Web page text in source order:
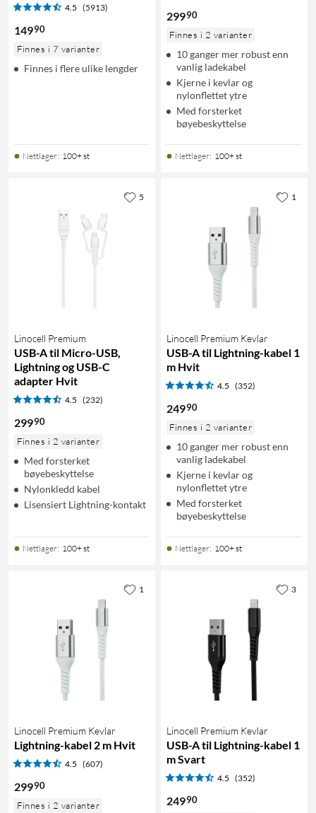
4.5 (5913)
14990
Finnes i 7 varianter
Finnes i flere ulike lengder
Nettlager: 100+ st
29990
Finnes i 2 varianter
10 ganger mer robust enn
vanlig ladekabel
Kjerne i kevlar og
nylonflettet ytre
Med forsterket
bøyebeskyttelse
Nettlager: 100+ st
Linocell Premium
USB-A til Micro-USB,
Lightning og USB-C
adapter Hvit
4.5 (232)
29990
Finnes i 2 varianter
Med forsterket
bøyebeskyttelse
Nylonkledd kabel
Lisensiert Lightning-kontakt
Nettlager: 100+ st
5
Linocell Premium Kevlar
USB-A til Lightning-kabel 1
m Hvit
4.5 (352)
24990
Finnes i 2 varianter
10 ganger mer robust enn
vanlig ladekabel
Kjerne i kevlar og
nylonflettet ytre
Med forsterket
bøyebeskyttelse
Nettlager: 100+ st
1
Linocell Premium Kevlar
Lightning-kabel 2 m Hvit
4.5 (607)
29990
Finnes i 2 varianter
1
Linocell Premium Kevlar
USB-A til Lightning-kabel 1
m Svart
4.5 (352)
24990
3